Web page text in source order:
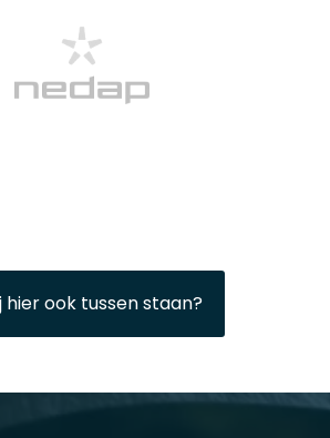
hier ook tussen staan?